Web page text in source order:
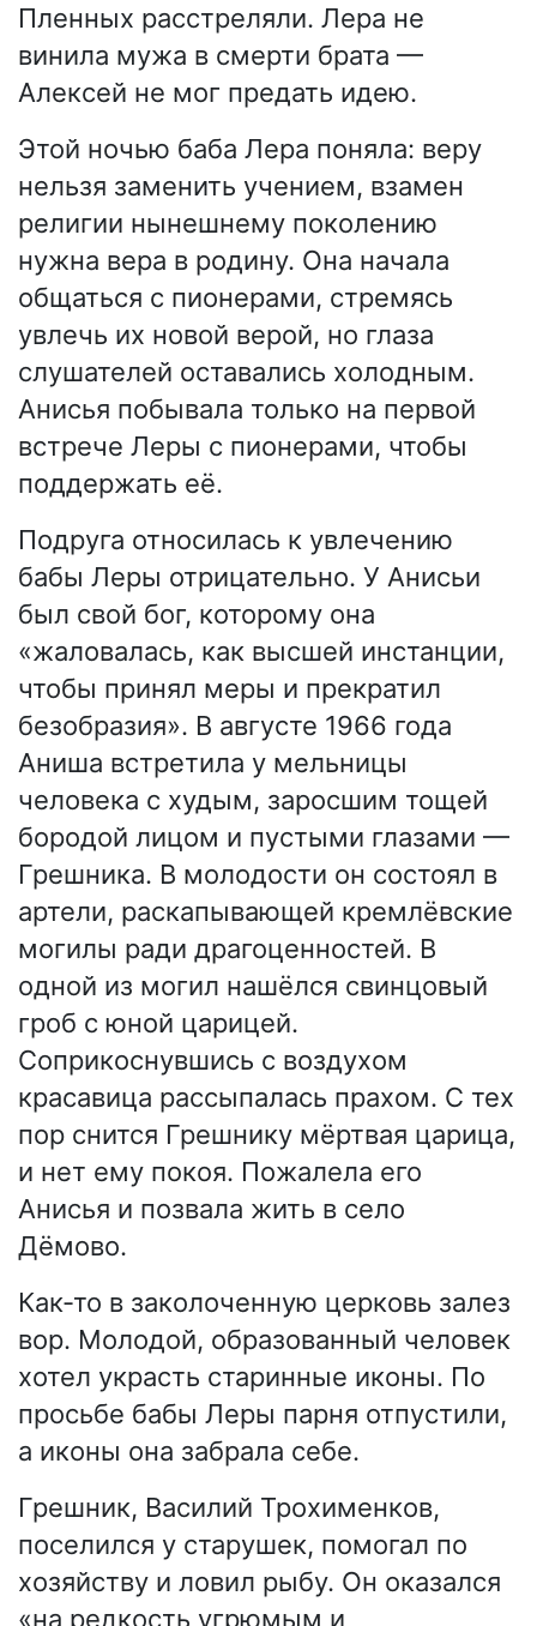
Пленных расстреляли. Лера не
винила мужа в смерти брата —
Алексей не мог предать идею.
Этой ночью баба Лера поняла: веру
нельзя заменить учением, взамен
религии нынешнему поколению
нужна вера в родину. Она начала
общаться с пионерами, стремясь
увлечь их новой верой, но глаза
слушателей оставались холодным.
Анисья побывала только на первой
встрече Леры с пионерами, чтобы
поддержать её.
Подруга относилась к увлечению
бабы Леры отрицательно. У Анисьи
был свой бог, которому она
«жаловалась, как высшей инстанции,
чтобы принял меры и прекратил
безобразия». В августе 1966 года
Аниша встретила у мельницы
человека с худым, заросшим тощей
бородой лицом и пустыми глазами —
Грешника. В молодости он состоял в
артели, раскапывающей кремлёвские
могилы ради драгоценностей. В
одной из могил нашёлся свинцовый
гроб с юной царицей.
Соприкоснувшись с воздухом
красавица рассыпалась прахом. С тех
пор снится Грешнику мёртвая царица,
и нет ему покоя. Пожалела его
Анисья и позвала жить в село
Дёмово.
Как-то в заколоченную церковь залез
вор. Молодой, образованный человек
хотел украсть старинные иконы. По
просьбе бабы Леры парня отпустили,
а иконы она забрала себе.
Грешник, Василий Трохименков,
поселился у старушек, помогал по
хозяйству и ловил рыбу. Он оказался
«на редкость угрюмым и